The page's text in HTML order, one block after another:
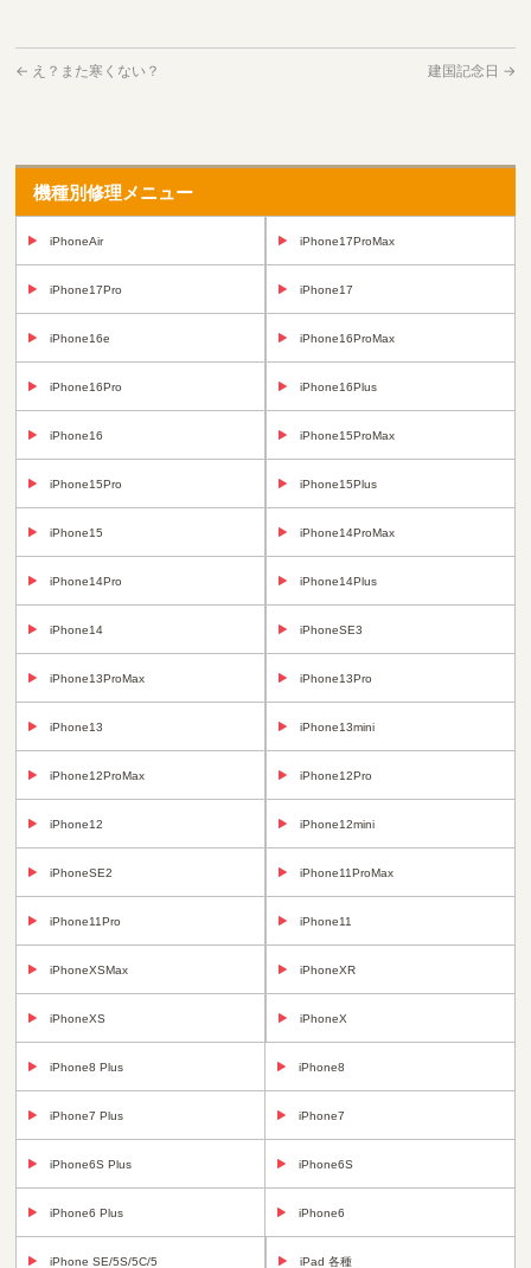
← え？また寒くない？ 建国記念日 →
機種別修理メニュー
iPhoneAir iPhone17ProMax
iPhone17Pro iPhone17
iPhone16e iPhone16ProMax
iPhone16Pro iPhone16Plus
iPhone16 iPhone15ProMax
iPhone15Pro iPhone15Plus
iPhone15 iPhone14ProMax
iPhone14Pro iPhone14Plus
iPhone14 iPhoneSE3
iPhone13ProMax iPhone13Pro
iPhone13 iPhone13mini
iPhone12ProMax iPhone12Pro
iPhone12 iPhone12mini
iPhoneSE2 iPhone11ProMax
iPhone11Pro iPhone11
iPhoneXSMax iPhoneXR
iPhoneXS iPhoneX
iPhone8 Plus iPhone8
iPhone7 Plus iPhone7
iPhone6S Plus iPhone6S
iPhone6 Plus iPhone6
iPhone SE/5S/5C/5 iPad 各種